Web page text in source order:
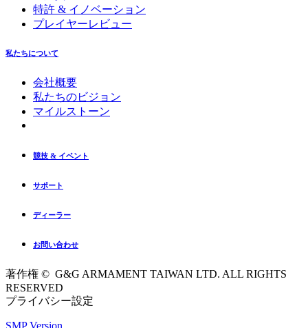
特許 & イノベーション
プレイヤーレビュー
私たちについて
会社概要
私たちのビジョン
マイルストーン
競技 & イベント
サポート
ディーラー
お問い合わせ
著作権 © G&G ARMAMENT TAIWAN LTD. ALL RIGHTS
RESERVED
プライバシー設定
SMP Version